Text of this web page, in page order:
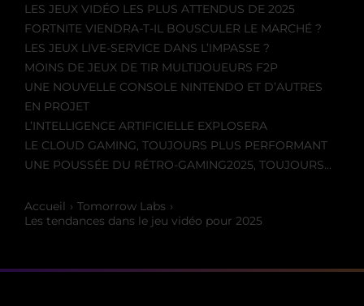
LES JEUX VIDÉO LES PLUS ATTENDUS DE 2025
FORTNITE VIENDRA-T-IL BOUSCULER LE MARCHÉ ?
LES JEUX LIVE-SERVICE DANS L’IMPASSE ?
MOINS DE JEUX DE TIR MULTIJOUEURS F2P
UNE NOUVELLE CONSOLE NINTENDO ET D’AUTRES
EN PROJET
L’INTELLIGENCE ARTIFICIELLE EXPLOSERA
LE CLOUD GAMING, TOUJOURS PLUS PERFORMANT
UNE POUSSÉE DU RÉTRO-GAMING2025, TOUJOURS...
Accueil
Tomorrow Labs
Les tendances dans le jeu vidéo pour 2025